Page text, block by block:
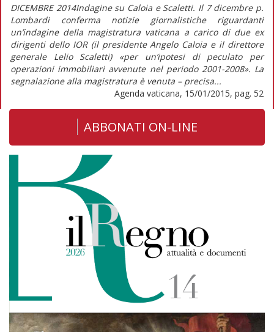
DICEMBRE 2014Indagine su Caloia e Scaletti. Il 7 dicembre p.
Lombardi conferma notizie giornalistiche riguardanti
un’indagine della magistratura vaticana a carico di due ex
dirigenti dello IOR (il presidente Angelo Caloia e il direttore
generale Lelio Scaletti) «per un’ipotesi di peculato per
operazioni immobiliari avvenute nel periodo 2001-2008». La
segnalazione alla magistratura è venuta – precisa...
Agenda vaticana, 15/01/2015, pag. 52
ABBONATI ON-LINE